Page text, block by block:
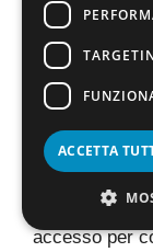
6 CFU
3
9 CFU
3 CFU
Dopo la
accesso per
ACCETTA